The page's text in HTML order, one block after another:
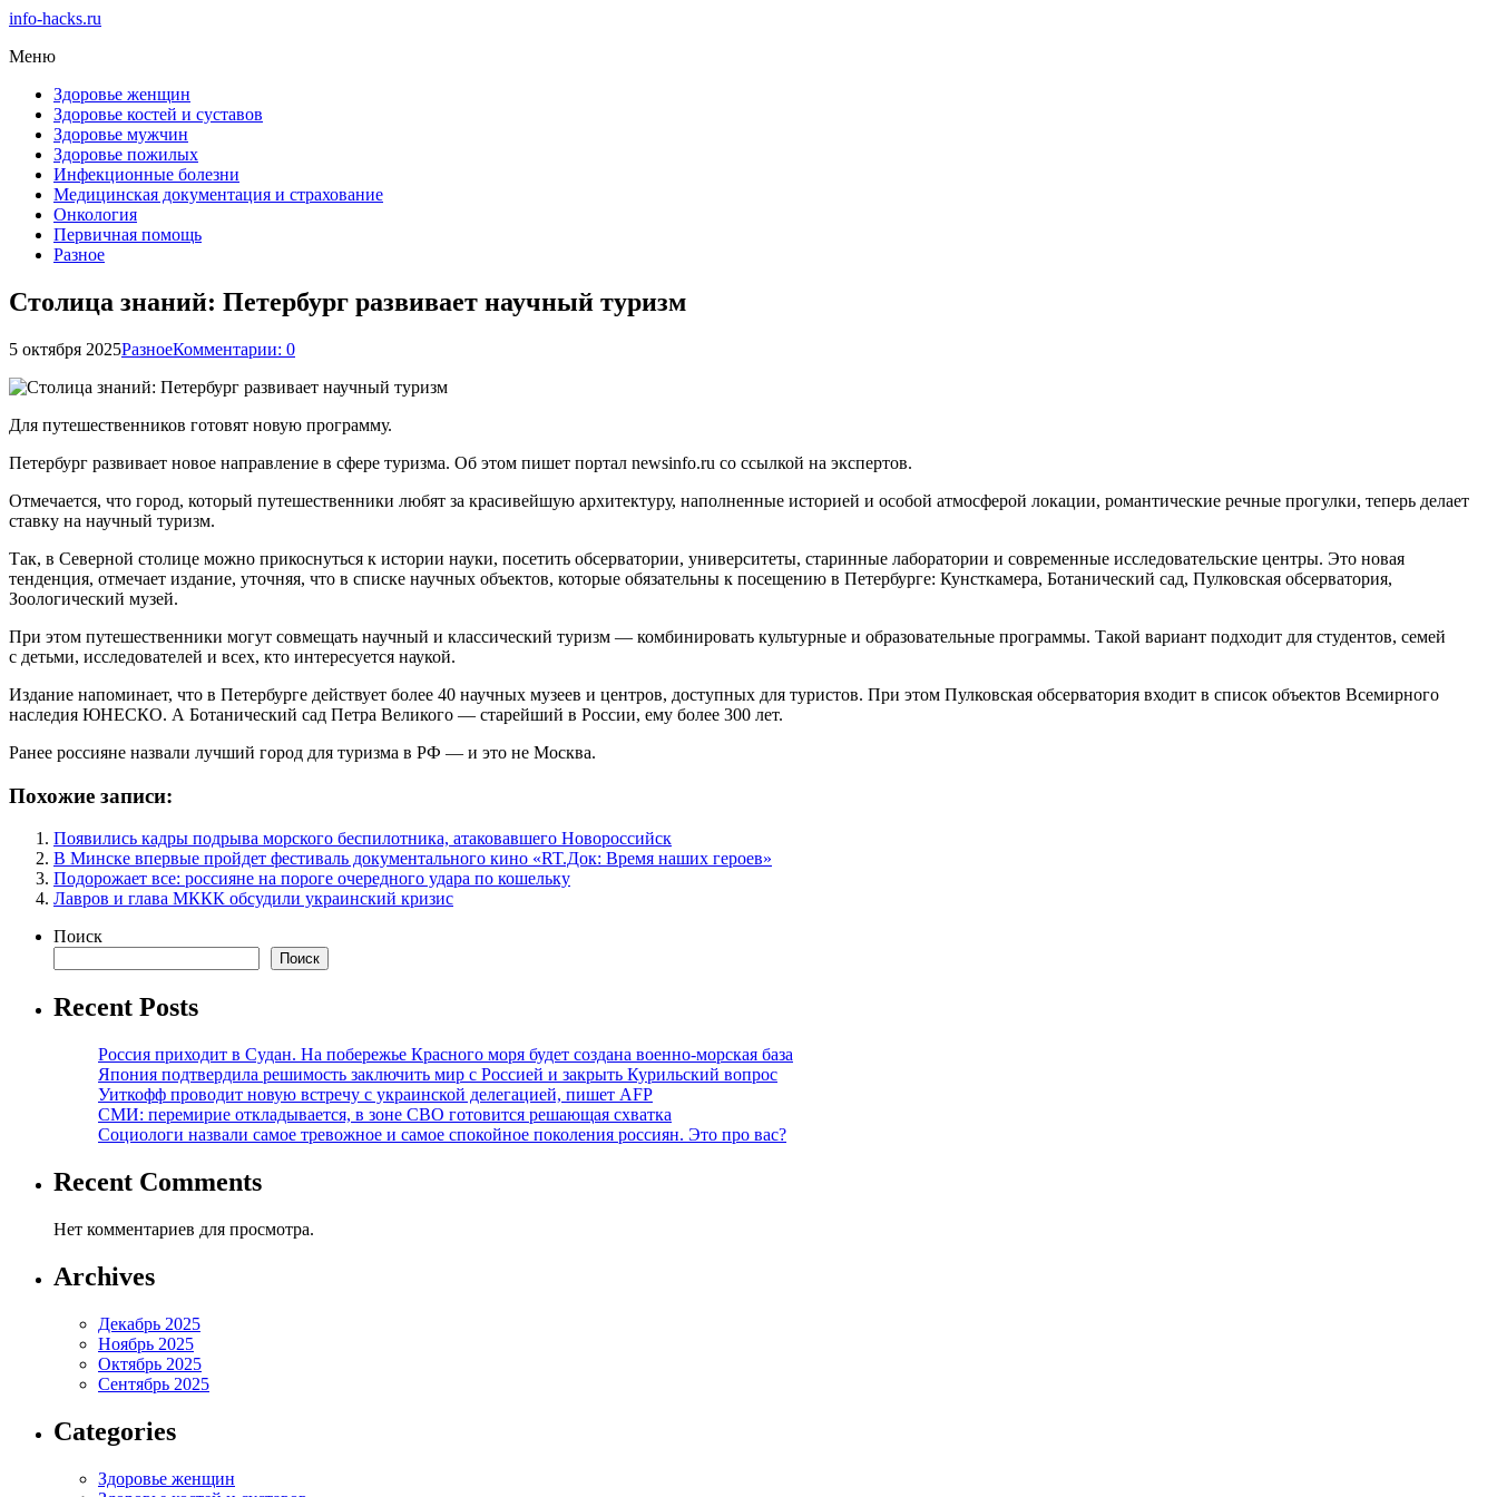
info-hacks.ru
Меню
Здоровье женщин
Здоровье костей и суставов
Здоровье мужчин
Здоровье пожилых
Инфекционные болезни
Медицинская документация и страхование
Онкология
Первичная помощь
Разное
Столица знаний: Петербург развивает научный туризм
5 октября 2025РазноеКомментарии: 0
Для путешественников готовят новую программу.
Петербург развивает новое направление в сфере туризма. Об этом пишет портал newsinfo.ru со ссылкой на экспертов.
Отмечается, что город, который путешественники любят за красивейшую архитектуру, наполненные историей и особой атмосферой локации, романтические речные прогулки, теперь делает
ставку на научный туризм.
Так, в Северной столице можно прикоснуться к истории науки, посетить обсерватории, университеты, старинные лаборатории и современные исследовательские центры. Это новая
тенденция, отмечает издание, уточняя, что в списке научных объектов, которые обязательны к посещению в Петербурге: Кунсткамера, Ботанический сад, Пулковская обсерватория,
Зоологический музей.
При этом путешественники могут совмещать научный и классический туризм — комбинировать культурные и образовательные программы. Такой вариант подходит для студентов, семей
с детьми, исследователей и всех, кто интересуется наукой.
Издание напоминает, что в Петербурге действует более 40 научных музеев и центров, доступных для туристов. При этом Пулковская обсерватория входит в список объектов Всемирного
наследия ЮНЕСКО. А Ботанический сад Петра Великого — старейший в России, ему более 300 лет.
Ранее россияне назвали лучший город для туризма в РФ — и это не Москва.
Похожие записи:
Появились кадры подрыва морского беспилотника, атаковавшего Новороссийск
В Минске впервые пройдет фестиваль документального кино «RT.Док: Время наших героев»
Подорожает все: россияне на пороге очередного удара по кошельку
Лавров и глава МККК обсудили украинский кризис
Поиск
Поиск
Recent Posts
Россия приходит в Судан. На побережье Красного моря будет создана военно-морская база
Япония подтвердила решимость заключить мир с Россией и закрыть Курильский вопрос
Уиткофф проводит новую встречу с украинской делегацией, пишет AFP
СМИ: перемирие откладывается, в зоне СВО готовится решающая схватка
Социологи назвали самое тревожное и самое спокойное поколения россиян. Это про вас?
Recent Comments
Нет комментариев для просмотра.
Archives
Декабрь 2025
Ноябрь 2025
Октябрь 2025
Сентябрь 2025
Categories
Здоровье женщин